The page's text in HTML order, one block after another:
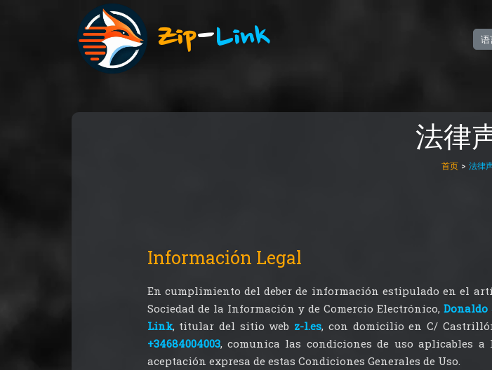
Zip-Link 语
法律
首页 > 法律
Información Legal
En cumplimiento del deber de información estipulado en el
Sociedad de la Información y de Comercio Electrónico, Donaldo
Link, titular del sitio web z-l.es, con domicilio en C/
+34684004003, comunica las condiciones de uso aplicables
aceptación expresa de estas Condiciones Generales de Uso.